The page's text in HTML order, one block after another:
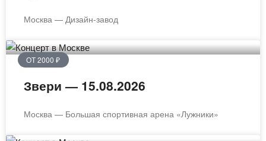
Москва — Дизайн-завод
ОТ 2000 ₽
Звери — 15.08.2026
Москва — Большая спортивная арена «Лужники»